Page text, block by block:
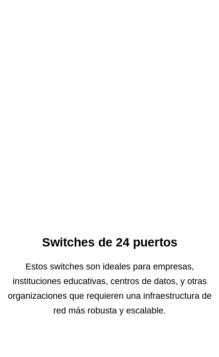
Switches de 24 puertos
Estos switches son ideales para empresas,
instituciones educativas, centros de datos, y otras
organizaciones que requieren una infraestructura de
red más robusta y escalable.